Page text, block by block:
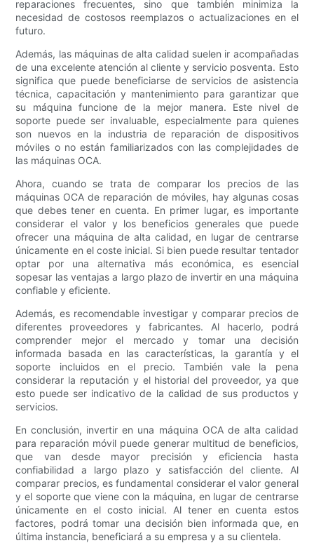
reparaciones frecuentes, sino que también minimiza la
necesidad de costosos reemplazos o actualizaciones en el
futuro.
Además, las máquinas de alta calidad suelen ir acompañadas
de una excelente atención al cliente y servicio posventa. Esto
significa que puede beneficiarse de servicios de asistencia
técnica, capacitación y mantenimiento para garantizar que
su máquina funcione de la mejor manera. Este nivel de
soporte puede ser invaluable, especialmente para quienes
son nuevos en la industria de reparación de dispositivos
móviles o no están familiarizados con las complejidades de
las máquinas OCA.
Ahora, cuando se trata de comparar los precios de las
máquinas OCA de reparación de móviles, hay algunas cosas
que debes tener en cuenta. En primer lugar, es importante
considerar el valor y los beneficios generales que puede
ofrecer una máquina de alta calidad, en lugar de centrarse
únicamente en el coste inicial. Si bien puede resultar tentador
optar por una alternativa más económica, es esencial
sopesar las ventajas a largo plazo de invertir en una máquina
confiable y eficiente.
Además, es recomendable investigar y comparar precios de
diferentes proveedores y fabricantes. Al hacerlo, podrá
comprender mejor el mercado y tomar una decisión
informada basada en las características, la garantía y el
soporte incluidos en el precio. También vale la pena
considerar la reputación y el historial del proveedor, ya que
esto puede ser indicativo de la calidad de sus productos y
servicios.
En conclusión, invertir en una máquina OCA de alta calidad
para reparación móvil puede generar multitud de beneficios,
que van desde mayor precisión y eficiencia hasta
confiabilidad a largo plazo y satisfacción del cliente. Al
comparar precios, es fundamental considerar el valor general
y el soporte que viene con la máquina, en lugar de centrarse
únicamente en el costo inicial. Al tener en cuenta estos
factores, podrá tomar una decisión bien informada que, en
última instancia, beneficiará a su empresa y a su clientela.